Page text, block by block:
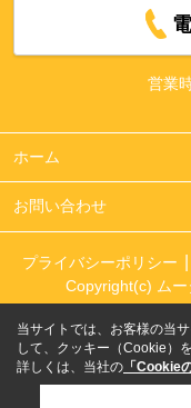
営業
ホーム
お問い合わせ
プライバシーポリシー
Copyright(c) ム
当サイトでは、お客様の当
して、クッキー（Cookie）
詳しくは、当社の 「Cookie